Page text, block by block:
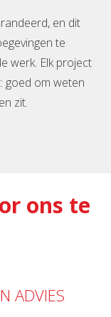
en dit
te
werk. Elk project
goed om weten
zit.
ons te
ADVIES